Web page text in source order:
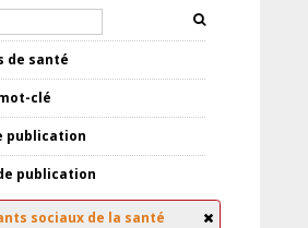
de santé
clé
publication
publication
sociaux de la santé